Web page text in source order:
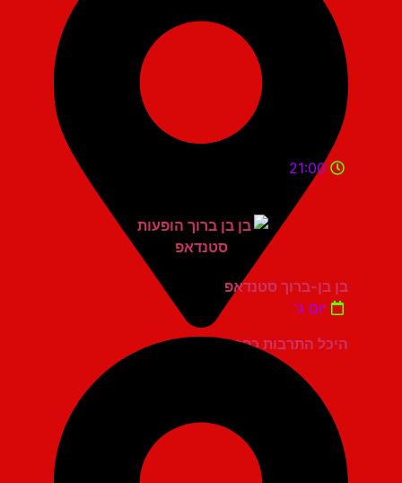
היכל התרבות כפר סבא
21:00
בן בן-ברוך סטנדאפ
יום ג'